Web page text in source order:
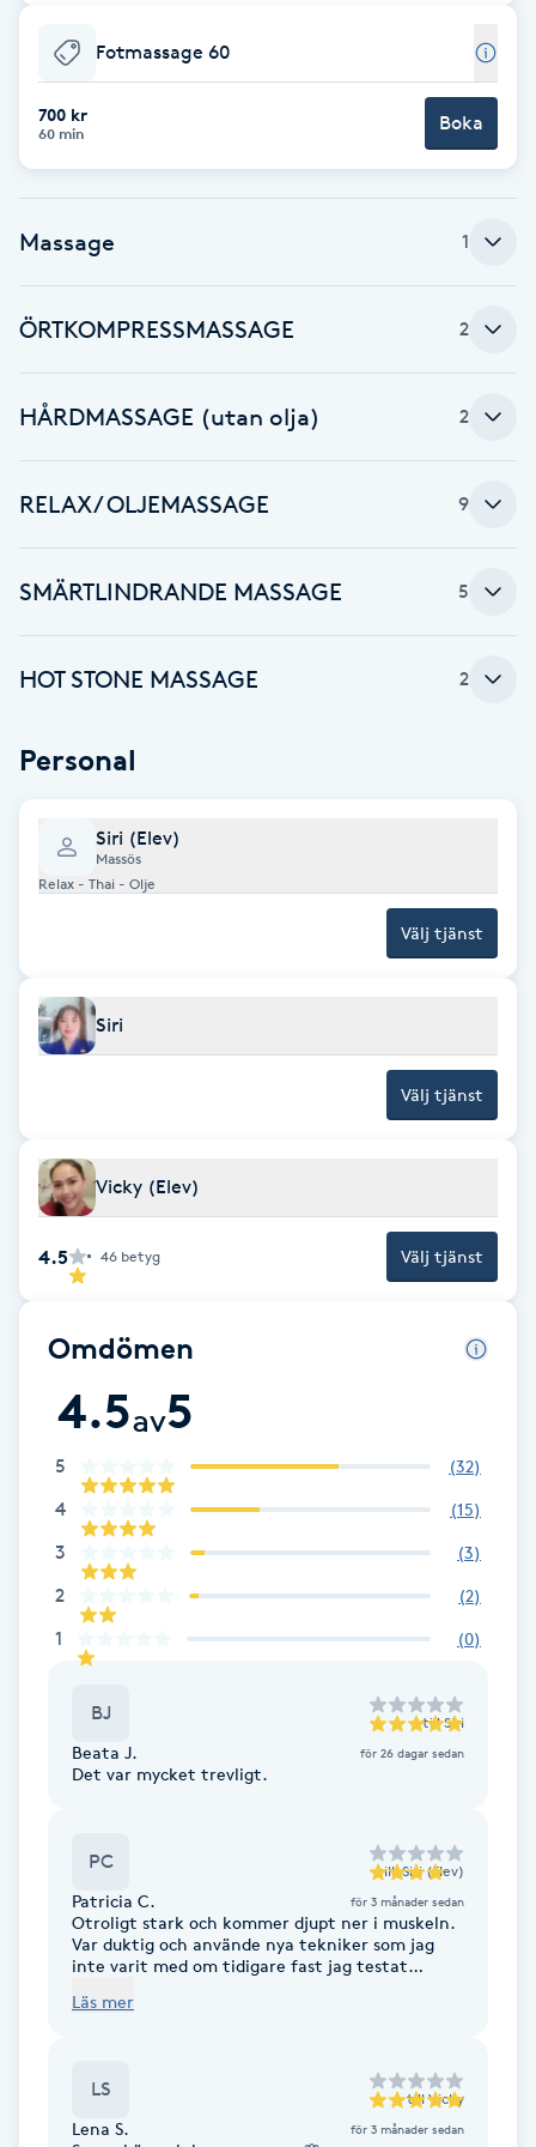
Babylights
Balayage
Bambumassage
Barber
Barnklippning
BIAB
Bottenfärg
Brynformning
Celluliter
Color correction
Damklippning
Diamantslipning
Enzympeeling
Extensions
Extensions borttagning
Eyeliner-tatuering
Face framing
Faceliftmassage
Fettreducering
Fibromassage
Fotmassage
Fotmassage 60
700 kr
60 min Boka
Massage 1
ÖRTKOMPRESSMASSAGE 2
HÅRDMASSAGE (utan olja) 2
RELAX / OLJEMASSAGE 9
SMÄRTLINDRANDE MASSAGE 5
HOT STONE MASSAGE 2
Personal
Siri (Elev)
Massös
Relax - Thai - Olje
Välj tjänst
Siri
Välj tjänst
Vicky (Elev)
4.5 46 betyg Välj tjänst
Omdömen
4.5av5
5 (32)
4 (15)
3 (3)
2 (2)
1 (0)
BJ till Siri
Beata J. för 26 dagar sedan
Det var mycket trevligt.
PC till Siri (Elev)
Patricia C. för 3 månader sedan
Otroligt stark och kommer djupt ner i muskeln.
Var duktig och använde nya tekniker som jag
inte varit med om tidigare fast jag testat
Läs mer
LS till Vicky
Lena S. för 3 månader sedan